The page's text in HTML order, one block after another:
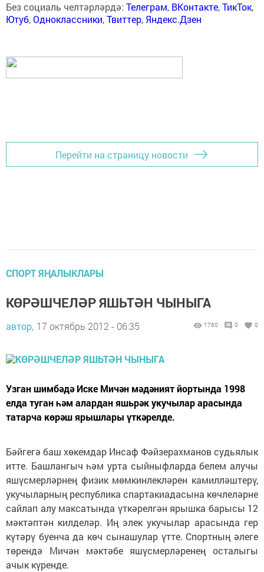
Без социаль челтәрләрдә: Телеграм, ВКонтакте,ТикТок,
Ютуб,Одноклассники,Твиттер, Яндекс.Дзен
Перейти на страницу новости
СПОРТ ЯҢАЛЫКЛАРЫ
КӨРӘШЧЕЛӘР ЯШЬТӘН ЧЫНЫГА
автор, 17 октябрь 2012 - 06:35 1760 0 0
Узган шимбәдә Иске Мичән мәдәният йортында 1998
елда туган һәм алардан яшьрәк укучылар арасында
татарча көрәш ярышлары үткәрелде.
Бәйгегә баш хөкемдар Инсаф Фәйзерахманов судья­лык
итте. Башлангыч һәм урта сыйныфларда белем алучы
яшүсмерләрнең физик мөмкинлекләрен камилләштерү,
укучыларның республика спартакиадасына көчлеләрне
сайлап алу максатында үткәрелгән ярышка барысы 12
мәктәптән килделәр. Иң элек укучылар арасында гер
күтәрү буенча да көч сынашулар үтте. Спортның әлеге
төрендә Мичән мәктәбе яшүсмерләренең осталыгы
ачык күренде.